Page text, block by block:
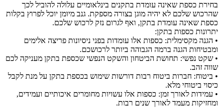
בחירת כספת שאינה עומדת בתקנים בינלאומיים עלולה להוביל לכך
שהרכוש שלכם לא יהיה מוגן בצורה מספקת. גנב מיומן יוכל לפרוץ בקלות
כספת שאינה עומדת בתקן, ואף לגרום נזק לרכוש שלכם.
יתרונות כספות בתקן:
• הגנה מקסימלית: כספות אלו עומדות בפני ניסיונות פריצה אלימים
ומבטיחות הגנה ברמה הגבוהה ביותר לרכושכם.
• שקט נפשי: תחושת הביטחון והשקט הנפשי שכספת בתקן מעניקה לכם
שווה זהב.
• ביטוח: חברות ביטוח רבות דורשות שימוש בכספת בתקן על מנת לקבל
כיסוי ביטוחי מלא.
• עמידות לאורך זמן: כספות אלו עשויות מחומרים איכותיים ועמידים,
ומחזיקות מעמד לאורך שנים רבות.